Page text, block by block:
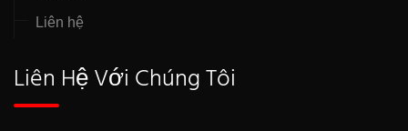
Liên hệ
Liên Hệ Với Chúng Tôi